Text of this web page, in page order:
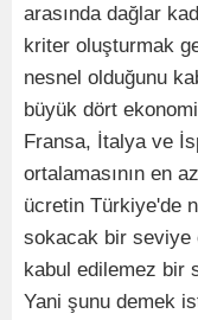
arasında dağlar
kriter oluşturmak
nesnel olduğunu
büyük dört
Fransa, İtalya ve
ortalamasının en
ücretin Türkiye'de
sokacak bir seviye
kabul edilemez bir
Yani şunu demek